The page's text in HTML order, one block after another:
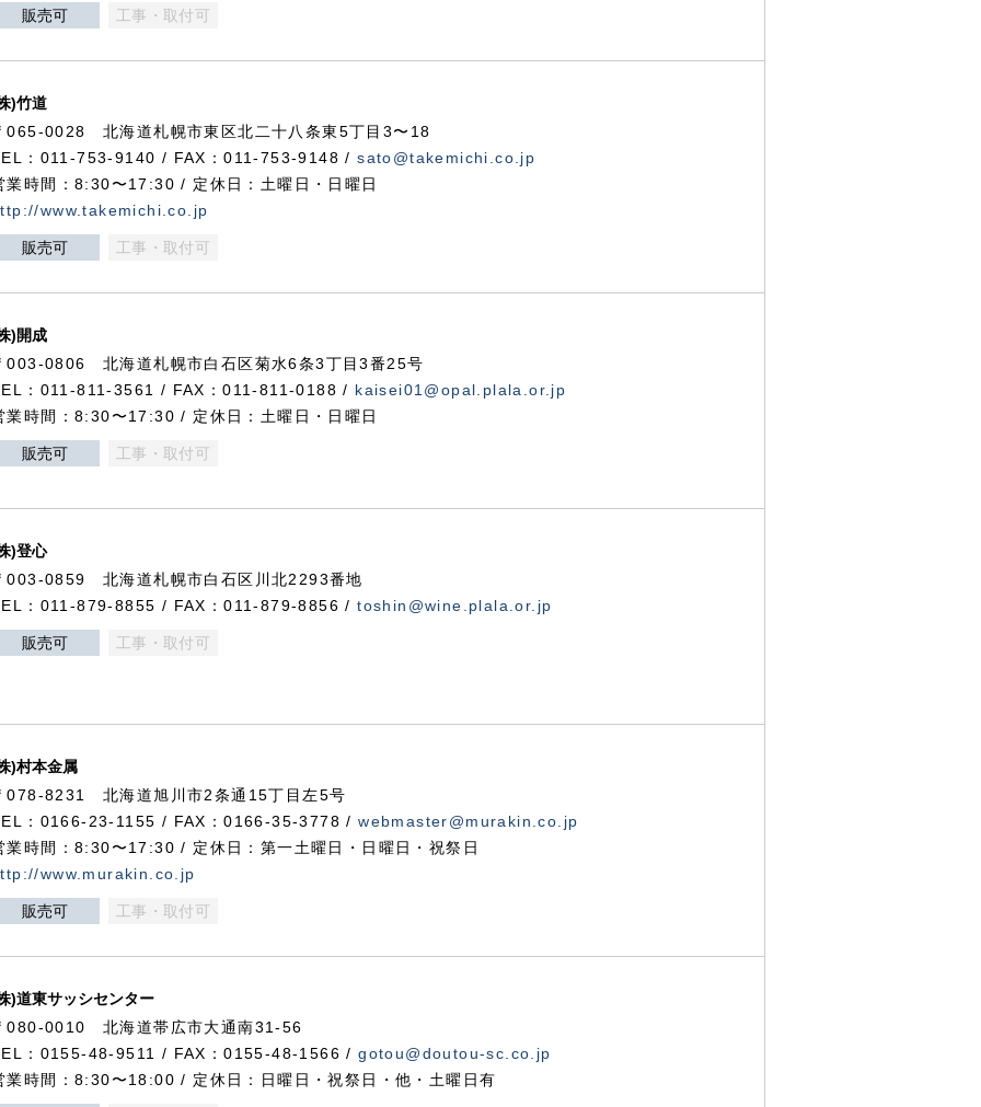
販売可 工事・取付可
)竹道
065-0028 北海道札幌市東区北二十八条東5丁目3〜18
：011-753-9140 / FAX：011-753-9148 /sato@takemichi.co.jp
業時間：8:30〜17:30 / 定休日：土曜日・日曜日
www.takemichi.co.jp
販売可 工事・取付可
)開成
003-0806 北海道札幌市白石区菊水6条3丁目3番25号
：011-811-3561 / FAX：011-811-0188 / kaisei01@opal.plala.or.jp
業時間：8:30〜17:30 / 定休日：土曜日・日曜日
販売可 工事・取付可
)登心
003-0859 北海道札幌市白石区川北2293番地
：011-879-8855 / FAX：011-879-8856 /toshin@wine.plala.or.jp
販売可 工事・取付可
)村本金属
078-8231 北海道旭川市2条通15丁目左5号
：0166-23-1155 / FAX：0166-35-3778 /webmaster@murakin.co.jp
業時間：8:30〜17:30 / 定休日：第一土曜日・日曜日・祝祭日
www.murakin.co.jp
販売可 工事・取付可
)道東サッシセンター
080-0010 北海道帯広市大通南31-56
：0155-48-9511 / FAX：0155-48-1566 /gotou@doutou-sc.co.jp
業時間：8:30〜18:00 / 定休日：日曜日・祝祭日・他・土曜日有